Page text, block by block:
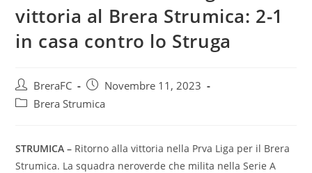
vittoria al Brera Strumica: 2-1
in casa contro lo Struga
BreraFC
Novembre 11, 2023
Brera Strumica
STRUMICA – Ritorno alla vittoria nella Prva Liga per il Brera
Strumica. La squadra neroverde che milita nella Serie A